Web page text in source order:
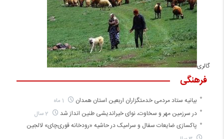
گالری
فرهنگی
بیانیه ستاد مردمی خدمتگزاران اربعین استان همدان
در سرزمین مهر و سخاوت، نوای خیراندیشی طنین انداز شد
پاکسازی ضایعات سفال و سرامیک در حاشیه «رودخانه قوری‌چای» لالجین